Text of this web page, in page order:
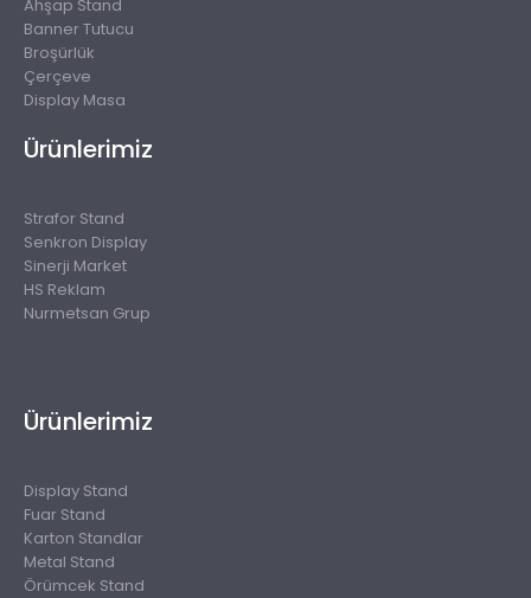
Ahşap Stand
Banner Tutucu
Broşürlük
Çerçeve
Display Masa
Ürünlerimiz
Strafor Stand
Senkron Display
Sinerji Market
HS Reklam
Nurmetsan Grup
Ürünlerimiz
Display Stand
Fuar Stand
Karton Standlar
Metal Stand
Örümcek Stand